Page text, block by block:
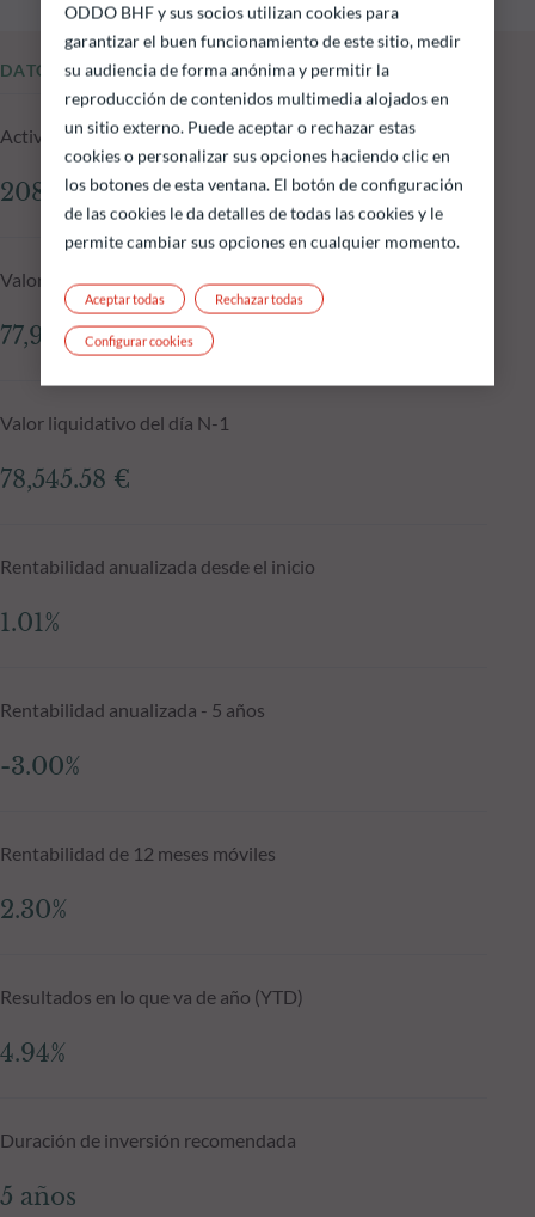
DATOS FUNDAMENTALES
Activos gestionados del fondo a 05.08.2026
208.28 M €
Valor liquidativo a 05.08.2026
77,927.07 €
Valor liquidativo del día N-1
78,545.58 €
Rentabilidad anualizada desde el inicio
1.01%
Rentabilidad anualizada - 5 años
-3.00%
Rentabilidad de 12 meses móviles
2.30%
Resultados en lo que va de año (YTD)
4.94%
Duración de inversión recomendada
5 años
ODDO BHF y sus socios utilizan cookies para
garantizar el buen funcionamiento de este sitio, medir
su audiencia de forma anónima y permitir la
reproducción de contenidos multimedia alojados en
un sitio externo. Puede aceptar o rechazar estas
cookies o personalizar sus opciones haciendo clic en
los botones de esta ventana. El botón de configuración
de las cookies le da detalles de todas las cookies y le
permite cambiar sus opciones en cualquier momento.
Rechazar todas
Aceptar todas
Configurar cookies